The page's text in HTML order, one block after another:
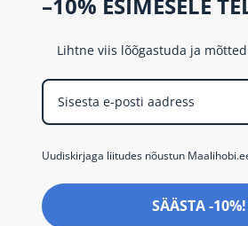
Lihtne viis lõõgastuda ja
Uudiskirjaga liitudes nõustun
SÄÄSTA -10%!